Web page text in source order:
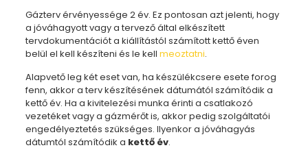
Gázterv érvényessége 2 év. Ez pontosan azt jelenti, hogy
a jóváhagyott vagy a tervező által elkészített
tervdokumentációt a kiállítástól számított kettő éven
belül el kell készíteni és le kell meoztatni.
Alapvető leg két eset van, ha készülékcsere esete forog
fenn, akkor a terv készítésének dátumától számítódik a
kettő év. Ha a kivitelezési munka érinti a csatlakozó
vezetéket vagy a gázmérőt is, akkor pedig szolgáltatói
engedélyeztetés szükséges. Ilyenkor a jóváhagyás
dátumtól számítódik a kettő év.